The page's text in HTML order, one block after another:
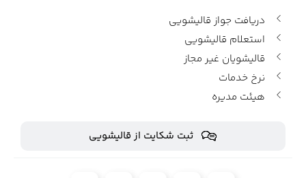
دریافت جواز قالیشویی
استعلام قالیشویی
قالیشویان غیر مجاز
نرخ خدمات
هیئت مدیره
ثبت شکایت از قالیشویی